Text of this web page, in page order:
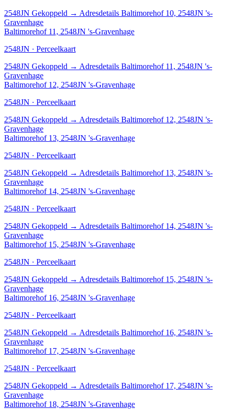
2548JN Gekoppeld → Adresdetails Baltimorehof 10, 2548JN 's-
Gravenhage
Baltimorehof 11, 2548JN 's-Gravenhage
2548JN · Perceelkaart
2548JN Gekoppeld → Adresdetails Baltimorehof 11, 2548JN 's-
Gravenhage
Baltimorehof 12, 2548JN 's-Gravenhage
2548JN · Perceelkaart
2548JN Gekoppeld → Adresdetails Baltimorehof 12, 2548JN 's-
Gravenhage
Baltimorehof 13, 2548JN 's-Gravenhage
2548JN · Perceelkaart
2548JN Gekoppeld → Adresdetails Baltimorehof 13, 2548JN 's-
Gravenhage
Baltimorehof 14, 2548JN 's-Gravenhage
2548JN · Perceelkaart
2548JN Gekoppeld → Adresdetails Baltimorehof 14, 2548JN 's-
Gravenhage
Baltimorehof 15, 2548JN 's-Gravenhage
2548JN · Perceelkaart
2548JN Gekoppeld → Adresdetails Baltimorehof 15, 2548JN 's-
Gravenhage
Baltimorehof 16, 2548JN 's-Gravenhage
2548JN · Perceelkaart
2548JN Gekoppeld → Adresdetails Baltimorehof 16, 2548JN 's-
Gravenhage
Baltimorehof 17, 2548JN 's-Gravenhage
2548JN · Perceelkaart
2548JN Gekoppeld → Adresdetails Baltimorehof 17, 2548JN 's-
Gravenhage
Baltimorehof 18, 2548JN 's-Gravenhage